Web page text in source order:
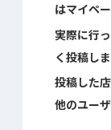
はマイペ
実際に行
く投稿しま
投稿した
他のユー